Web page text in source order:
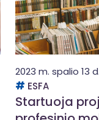
2023 m. spalio 13 d.
ESFA
Startuoja